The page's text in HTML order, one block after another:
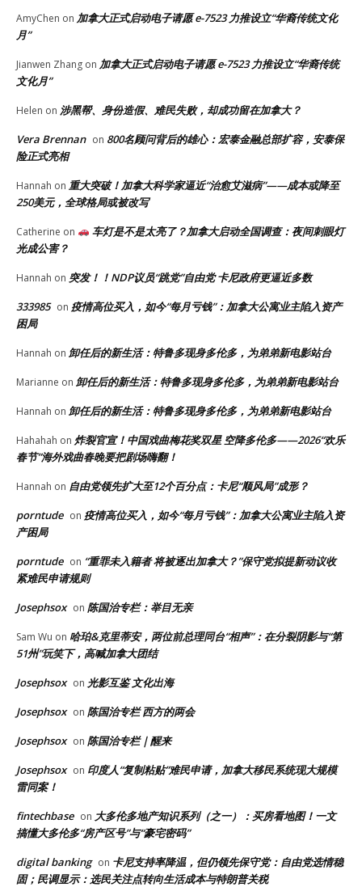
AmyChen on 加拿大正式启动电子请愿 e-7523 力推设立“华裔传统文化
月”
Jianwen Zhang on 加拿大正式启动电子请愿 e-7523 力推设立“华裔传统
文化月”
Helen on 涉黑帮、身份造假、难民失败，却成功留在加拿大？
Vera Brennan on 800名顾问背后的雄心：宏泰金融总部扩容，安泰保
险正式亮相
Hannah on 重大突破！加拿大科学家逼近“治愈艾滋病”——成本或降至
250美元，全球格局或被改写
Catherine on
车灯是不是太亮了？加拿大启动全国调查：夜间刺眼灯
光成公害？
Hannah on 突发！！NDP议员“跳党”自由党 卡尼政府更逼近多数
333985 on 疫情高位买入，如今“每月亏钱”：加拿大公寓业主陷入资产
困局
Hannah on 卸任后的新生活：特鲁多现身多伦多，为弟弟新电影站台
Marianne on 卸任后的新生活：特鲁多现身多伦多，为弟弟新电影站台
Hannah on 卸任后的新生活：特鲁多现身多伦多，为弟弟新电影站台
Hahahah on 炸裂官宣！中国戏曲梅花奖双星 空降多伦多——2026“欢乐
春节”海外戏曲春晚要把剧场嗨翻！
Hannah on 自由党领先扩大至12个百分点：卡尼“顺风局”成形？
porntude on 疫情高位买入，如今“每月亏钱”：加拿大公寓业主陷入资
产困局
porntude on “重罪未入籍者 将被逐出加拿大？”保守党拟提新动议收
紧难民申请规则
Josephsox on 陈国治专栏：举目无亲
Sam Wu on 哈珀&克里蒂安，两位前总理同台“相声”：在分裂阴影与“第
51州”玩笑下，高喊加拿大团结
Josephsox on 光影互鉴 文化出海
Josephsox on 陈国治专栏 西方的两会
Josephsox on 陈国治专栏｜醒来
Josephsox on 印度人“复制粘贴”难民申请，加拿大移民系统现大规模
雷同案！
fintechbase on 大多伦多地产知识系列（之一）：买房看地图！一文
搞懂大多伦多“房产区号”与“豪宅密码”
digital banking on 卡尼支持率降温，但仍领先保守党：自由党选情稳
固；民调显示：选民关注点转向生活成本与特朗普关税